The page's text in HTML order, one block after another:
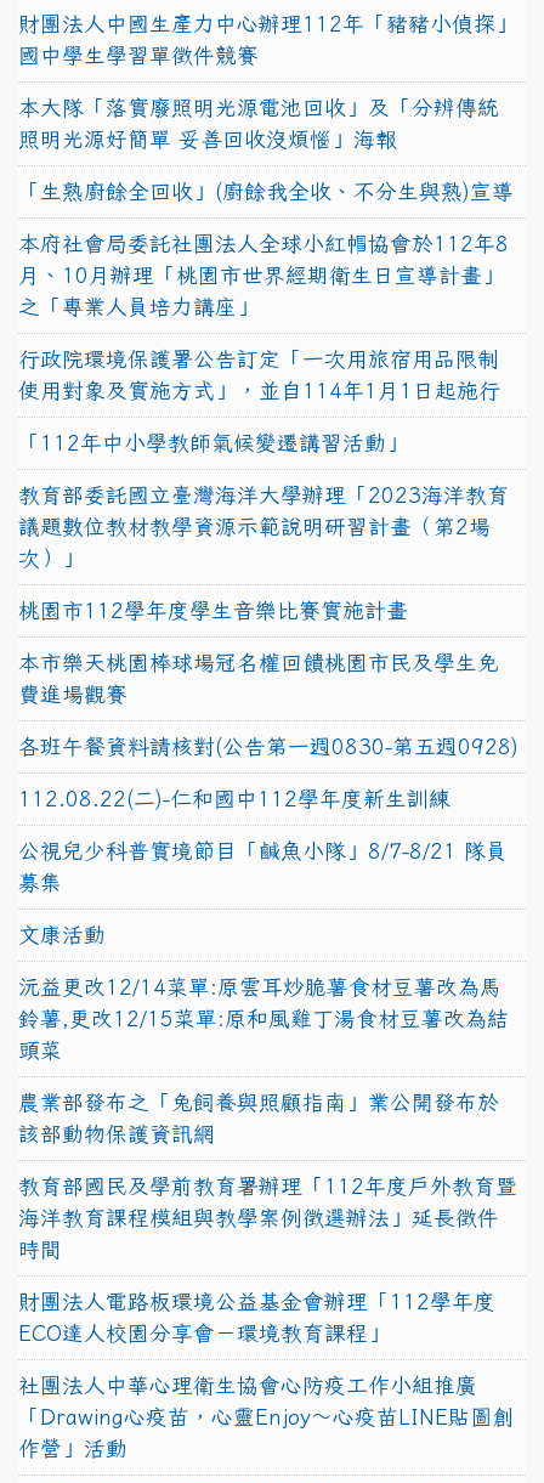
財團法人中國生產力中心辦理112年「豬豬小偵探」
國中學生學習單徵件競賽
本大隊「落實廢照明光源電池回收」及「分辨傳統
照明光源好簡單 妥善回收沒煩惱」海報
「生熟廚餘全回收」(廚餘我全收、不分生與熟)宣導
本府社會局委託社團法人全球小紅帽協會於112年8
月、10月辦理「桃園市世界經期衛生日宣導計畫」
之「專業人員培力講座」
行政院環境保護署公告訂定「一次用旅宿用品限制
使用對象及實施方式」，並自114年1月1日起施行
「112年中小學教師氣候變遷講習活動」
教育部委託國立臺灣海洋大學辦理「2023海洋教育
議題數位教材教學資源示範說明研習計畫（第2場
次）」
桃園市112學年度學生音樂比賽實施計畫
本市樂天桃園棒球場冠名權回饋桃園市民及學生免
費進場觀賽
各班午餐資料請核對(公告第一週0830-第五週0928)
112.08.22(二)-仁和國中112學年度新生訓練
公視兒少科普實境節目「鹹魚小隊」8/7-8/21 隊員
募集
文康活動
沅益更改12/14菜單:原雲耳炒脆薯食材豆薯改為馬
鈴薯,更改12/15菜單:原和風雞丁湯食材豆薯改為結
頭菜
農業部發布之「兔飼養與照顧指南」業公開發布於
該部動物保護資訊網
教育部國民及學前教育署辦理「112年度戶外教育暨
海洋教育課程模組與教學案例徵選辦法」延長徵件
時間
財團法人電路板環境公益基金會辦理「112學年度
ECO達人校園分享會－環境教育課程」
社團法人中華心理衛生協會心防疫工作小組推廣
「Drawing心疫苗，心靈Enjoy〜心疫苗LINE貼圖創
作營」活動